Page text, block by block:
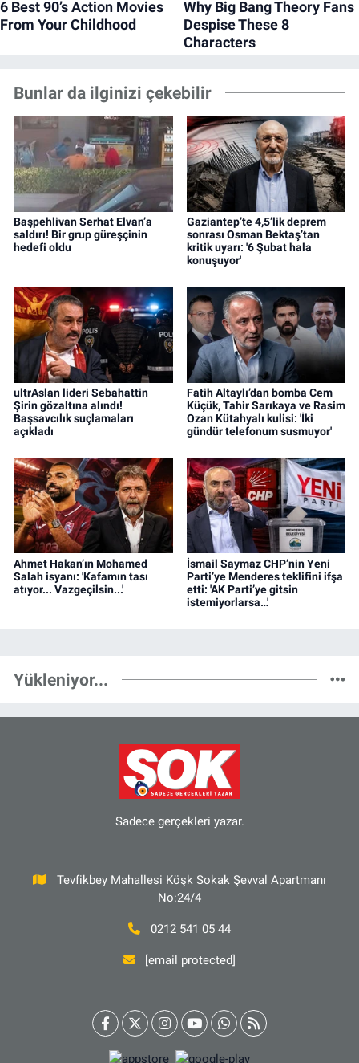
Bunlar da ilginizi çekebilir
Başpehlivan Serhat Elvan’a
saldırı! Bir grup güreşçinin
hedefi oldu
Gaziantep’te 4,5’lik deprem
sonrası Osman Bektaş’tan
kritik uyarı: '6 Şubat hala
konuşuyor'
ultrAslan lideri Sebahattin
Şirin gözaltına alındı!
Başsavcılık suçlamaları
açıkladı
Fatih Altaylı’dan bomba Cem
Küçük, Tahir Sarıkaya ve Rasim
Ozan Kütahyalı kulisi: 'İki
gündür telefonum susmuyor'
Ahmet Hakan’ın Mohamed
Salah isyanı: 'Kafamın tası
atıyor... Vazgeçilsin...'
İsmail Saymaz CHP’nin Yeni
Parti’ye Menderes teklifini ifşa
etti: 'AK Parti’ye gitsin
istemiyorlarsa…'
Yükleniyor...
Sadece gerçekleri yazar.
Tevfikbey Mahallesi Köşk Sokak Şevval Apartmanı
No:24/4
0212 541 05 44
[email protected]